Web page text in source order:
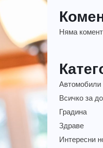
Няма
Автомобили
Всичко за
Градина
Здраве
Интересни